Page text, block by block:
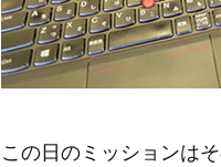
この日のミッションは